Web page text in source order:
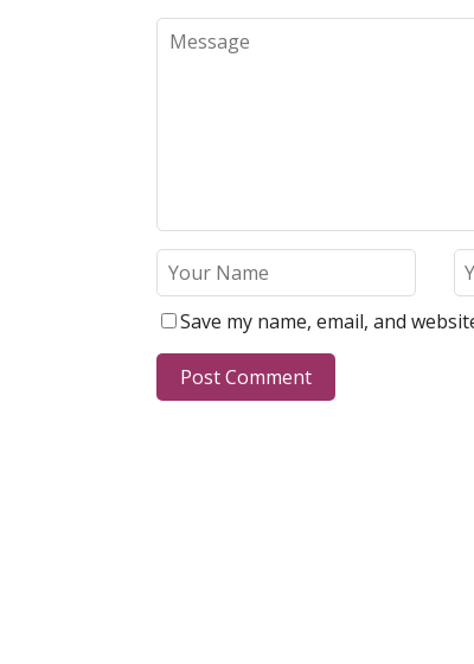
Save my name, email, and